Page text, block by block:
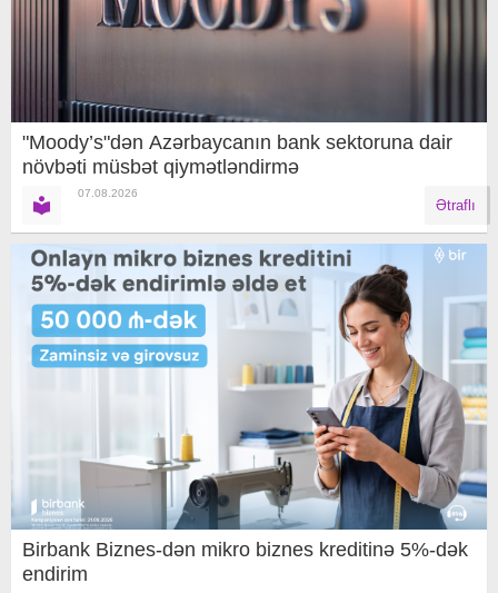
"Moody’s"dən Azərbaycanın bank sektoruna dair
növbəti müsbət qiymətləndirmə
07.08.2026
Ətraflı
Birbank Biznes-dən mikro biznes kreditinə 5%-dək
endirim